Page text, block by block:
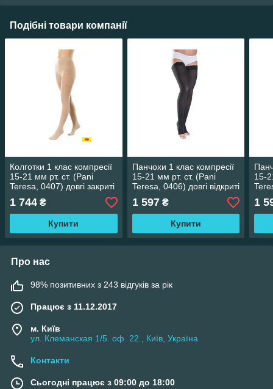
Подібні товари компанії
Колготки 1 клас компресії
15-21 мм рт. ст. (Pani
Teresa, 0407) довгі закриті
1 744 ₴
Купити
Панчохи 1 клас компресії
15-21 мм рт. ст. (Pani
Teresa, 0406) довгі відкриті
1 597₴
Купити
15-
1
Про нас
98% позитивних з 243 відгуків за рік
Працює з 11.12.2017
м. Київ
ул. Клеманская 1/5. оф. 22., Київ, Україна
Контакти
Сьогодні працює з 09:00 до 18:00